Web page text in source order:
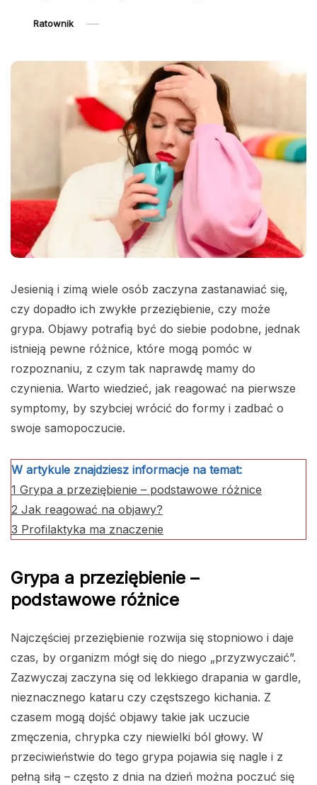
Ratownik
Jesienią i zimą wiele osób zaczyna zastanawiać się,
czy dopadło ich zwykłe przeziębienie, czy może
grypa. Objawy potrafią być do siebie podobne, jednak
istnieją pewne różnice, które mogą pomóc w
rozpoznaniu, z czym tak naprawdę mamy do
czynienia. Warto wiedzieć, jak reagować na pierwsze
symptomy, by szybciej wrócić do formy i zadbać o
swoje samopoczucie.
W artykule znajdziesz informacje na temat:
1 Grypa a przeziębienie – podstawowe różnice
2 Jak reagować na objawy?
3 Profilaktyka ma znaczenie
Grypa a przeziębienie –
podstawowe różnice
Najczęściej przeziębienie rozwija się stopniowo i daje
czas, by organizm mógł się do niego „przyzwyczaić”.
Zazwyczaj zaczyna się od lekkiego drapania w gardle,
nieznacznego kataru czy częstszego kichania. Z
czasem mogą dojść objawy takie jak uczucie
zmęczenia, chrypka czy niewielki ból głowy. W
przeciwieństwie do tego grypa pojawia się nagle i z
pełną siłą – często z dnia na dzień można poczuć się